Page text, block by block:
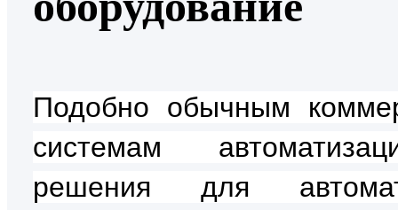
Подобно обычным
системам
решения для